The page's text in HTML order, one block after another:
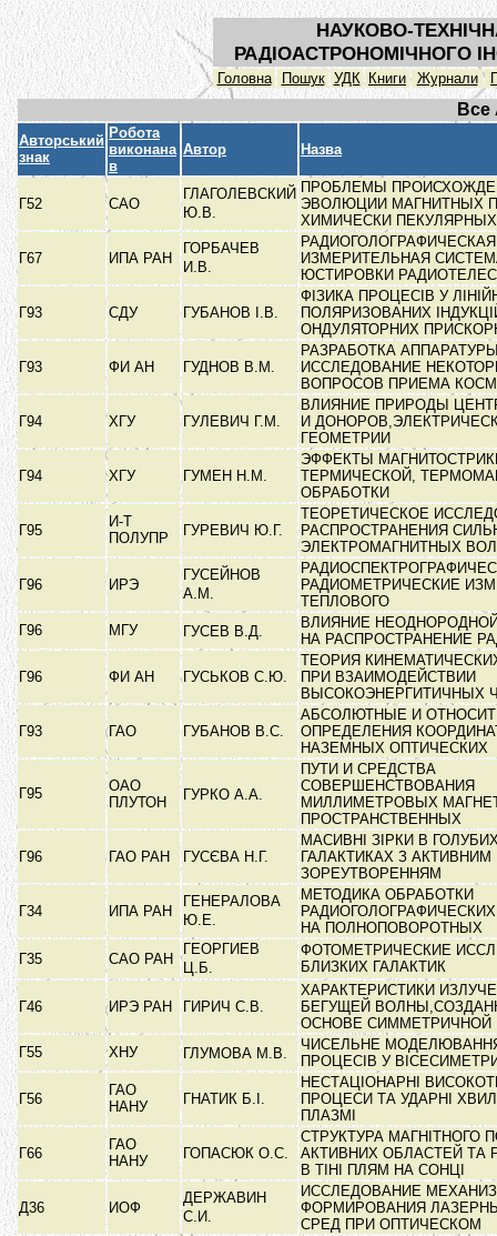
НАУКОВО-
РАДІОАСТРОНОМІЧНОГО
Головна Пошук УДК Книги Журнали
Все
Авторський
знак
Робота
виконана
в
Автор Назва
Г52 САО
ГЛАГОЛЕВСКИЙ
Ю.В.
ПРОБЛЕМЫ
ЭВОЛЮЦИИ МАГНИТНЫХ
ХИМИЧЕСКИ
Г67 ИПА РАН
ГОРБАЧЕВ
И.В.
РАДИОГОЛОГРАФИЧЕСКАЯ
ИЗМЕРИТЕЛЬНАЯ
ЮСТИРОВКИ
Г93 СДУ ГУБАНОВ І.В.
ФІЗИКА ПРОЦЕСІВ У
ПОЛЯРИЗОВАНИХ
ОНДУЛЯТОРНИХ
Г93 ФИ АН ГУДНОВ В.М.
РАЗРАБОТКА
ИССЛЕДОВАНИЕ
ВОПРОСОВ ПРИЕМА
Г94 ХГУ ГУЛЕВИЧ Г.М.
ВЛИЯНИЕ ПРИРОДЫ
И
ГЕОМЕТРИИ
Г94 ХГУ ГУМЕН Н.М.
ЭФФЕКТЫ
ТЕРМИЧЕСКОЙ,
ОБРАБОТКИ
Г95
И-Т
ПОЛУПР
ГУРЕВИЧ Ю.Г.
ТЕОРЕТИЧЕСКОЕ
РАСПРОСТРАНЕНИЯ
ЭЛЕКТРОМАГНИТНЫХ
Г96 ИРЭ
ГУСЕЙНОВ
А.М.
РАДИОМЕТРИЧЕСКИЕ
ТЕПЛОВОГО
Г96
МГУ ГУСЕВ В.Д.
ВЛИЯНИЕ
НА РАСПРОСТРАНЕНИЕ
Г96 ФИ АН ГУСЬКОВ С.Ю.
ТЕОРИЯ
ПРИ ВЗАИМОДЕЙСТВИИ
ВЫСОКОЭНЕРГИТИЧНЫХ
Г93 ГАО ГУБАНОВ В.С.
АБСОЛЮТНЫЕ И
ОПРЕДЕЛЕНИЯ
НАЗЕМНЫХ ОПТИЧЕСКИХ
Г95
ОАО
ПЛУТОН
ГУРКО А.А.
ПУТИ И СРЕДСТВА
СОВЕРШЕНСТВОВАНИЯ
МИЛЛИМЕТРОВЫХ
ПРОСТРАНСТВЕННЫХ
Г96 ГАО РАН ГУСЄВА Н.Г.
МАСИВНІ ЗІРКИ В
ГАЛАКТИКАХ З АКТИВНИМ
ЗОРЕУТВОРЕННЯМ
Г34 ИПА РАН
ГЕНЕРАЛОВА
Ю.Е.
МЕТОДИКА ОБРАБОТКИ
НА ПОЛНОПОВОРОТНЫХ
Г35
САО РАН
ГЕОРГИЕВ
Ц.Б.
ФОТОМЕТРИЧЕСКИЕ
БЛИЗКИХ ГАЛАКТИК
Г46 ИРЭ РАН ГИРИЧ С.В.
ХАРАКТЕРИСТИКИ
БЕГУЩЕЙ
ОСНОВЕ СИММЕТРИЧНОЙ
Г55
ХНУ ГЛУМОВА М.В.
ЧИСЕЛЬНЕ
ПРОЦЕСІВ У
Г56
ГАО
НАНУ
ГНАТИК Б.І.
НЕСТАЦІОНАРНІ
ПРОЦЕСИ ТА УДАРНІ
ПЛАЗМІ
Г66
ГАО
НАНУ
ГОПАСЮК О.С.
СТРУКТУРА МАГНІТНОГО
АКТИВНИХ ОБЛАСТЕЙ ТА
В ТІНІ ПЛЯМ НА СОНЦІ
Д36 ИОФ
ДЕРЖАВИН
С.И.
ИССЛЕДОВАНИЕ
ФОРМИРОВАНИЯ
СРЕД ПРИ ОПТИЧЕСКОМ